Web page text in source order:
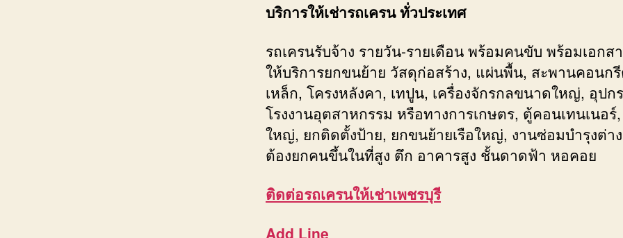
บริการให้เช่ารถเครน ทั่วประเทศ
รถเครนรับจ้าง รายวัน-รายเดือน พร้อมคนขับ พร้อมเอกส
ให้บริการยกขนย้าย วัสดุก่อสร้าง, แผ่นพื้น, สะพานคอนก
เหล็ก, โครงหลังคา, เทปูน, เครื่องจักรกลขนาดใหญ่, อุป
โรงงานอุตสาหกรรม หรือทางการเกษตร, ตู้คอนเทนเนอ
ใหญ่, ยกติดตั้งป้าย, ยกขนย้ายเรือใหญ่, งานซ่อมบำรุงต่า
ต้องยกคนขึ้นในที่สูง ตึก อาคารสูง ชั้นดาดฟ้า หอคอย
ติดต่อรถเครนให้เช่าเพชรบุรี
Add Line